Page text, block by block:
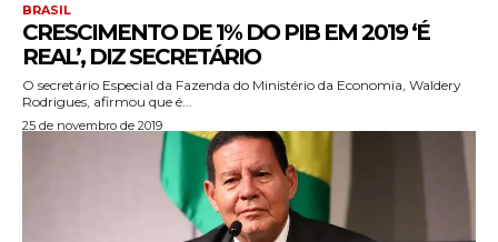
BRASIL
CRESCIMENTO DE 1% DO PIB EM 2019 ‘É
REAL’, DIZ SECRETÁRIO
O secretário Especial da Fazenda do Ministério da Economia, Waldery
Rodrigues, afirmou que é...
25 de novembro de 2019